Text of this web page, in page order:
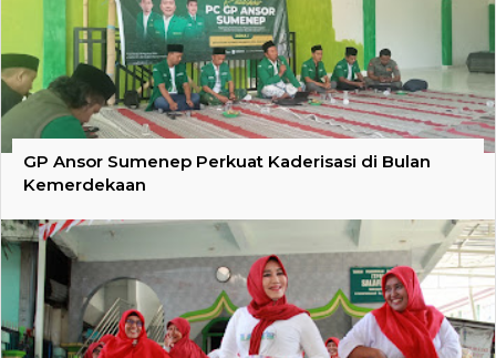
GP Ansor Sumenep Perkuat Kaderisasi di Bulan
Kemerdekaan